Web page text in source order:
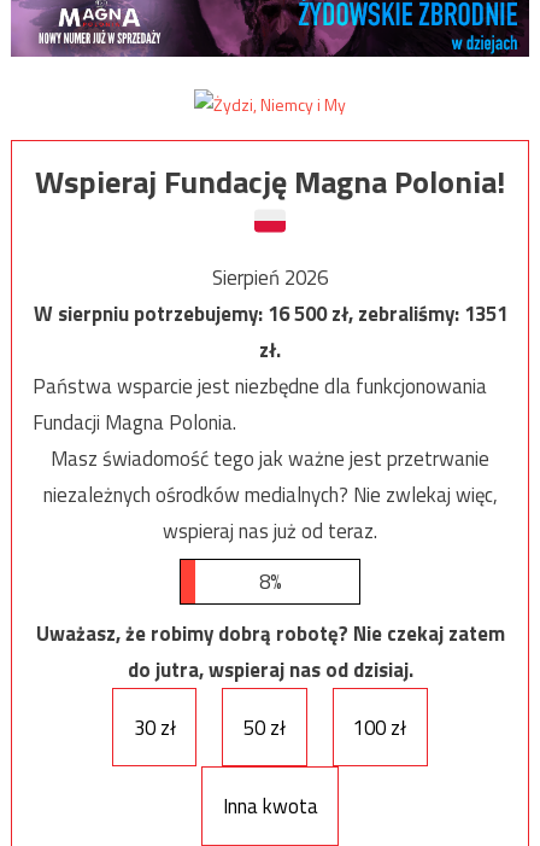
Wspieraj Fundację Magna Polonia!
Sierpień 2026
W sierpniu potrzebujemy:16 500zł, zebraliśmy:1351
zł.
Państwa wsparcie jest niezbędne dla funkcjonowania
Fundacji Magna Polonia.
Masz świadomość tego jak ważne jest przetrwanie
niezależnych ośrodków medialnych? Nie zwlekaj więc,
wspieraj nas już od teraz.
8%
Uważasz, że robimy dobrą robotę? Nie czekaj zatem
do jutra, wspieraj nas od dzisiaj.
30 zł
50 zł 100 zł
Inna kwota